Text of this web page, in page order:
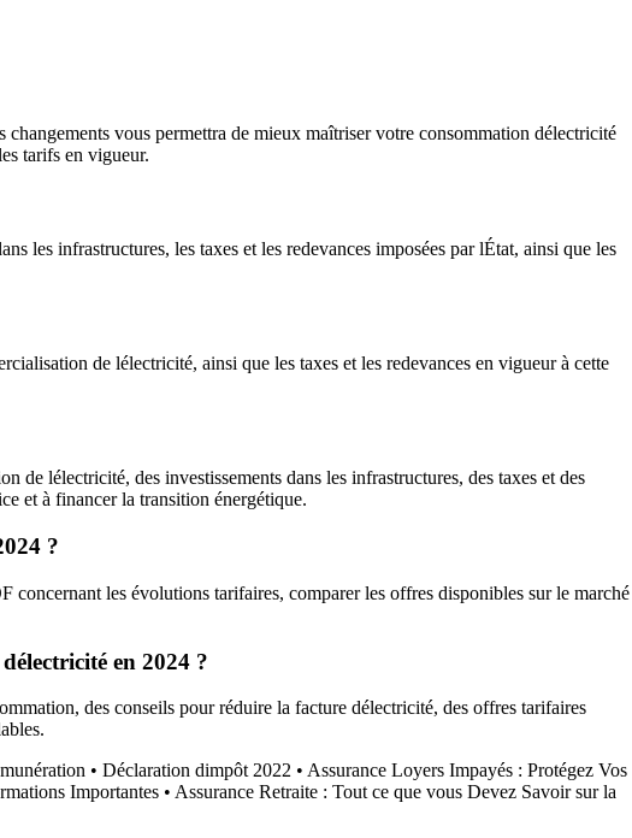
vous permettra de mieux maîtriser votre consommation délectricité
tarifs en vigueur.
les infrastructures, les taxes et les redevances imposées par lÉtat, ainsi que les
de lélectricité, ainsi que les taxes et les redevances en vigueur à cette
lélectricité, des investissements dans les infrastructures, des taxes et des
et à financer la transition énergétique.
?
les évolutions tarifaires, comparer les offres disponibles sur le marché
en 2024 ?
des conseils pour réduire la facture délectricité, des offres tarifaires
• Déclaration dimpôt 2022 • Assurance Loyers Impayés : Protégez Vos
Importantes • Assurance Retraite : Tout ce que vous Devez Savoir sur la